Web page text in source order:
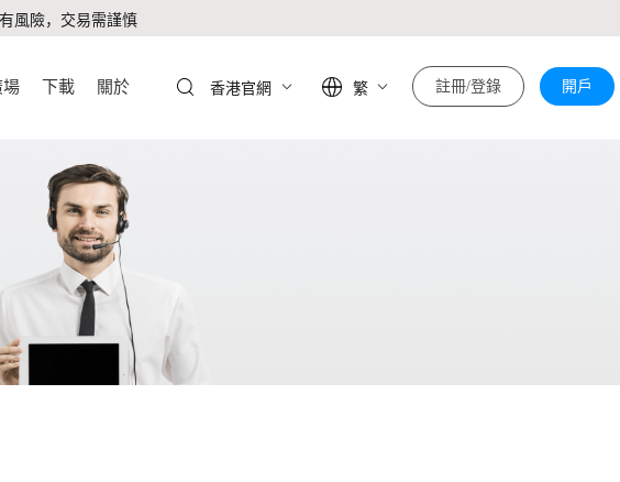
風險，交易需謹慎
場 下載 關於 香港官網 繁 註冊/登錄 開戶